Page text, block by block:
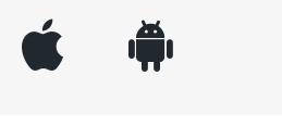
appleinc android